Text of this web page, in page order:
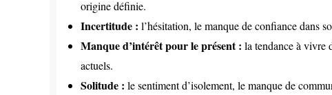
origine définie.
Incertitude : l’hésitation, le manque de confiance dans
Manque d’intérêt pour le présent : la tendance à vivre
actuels.
Solitude : le sentiment d’isolement, le manque de